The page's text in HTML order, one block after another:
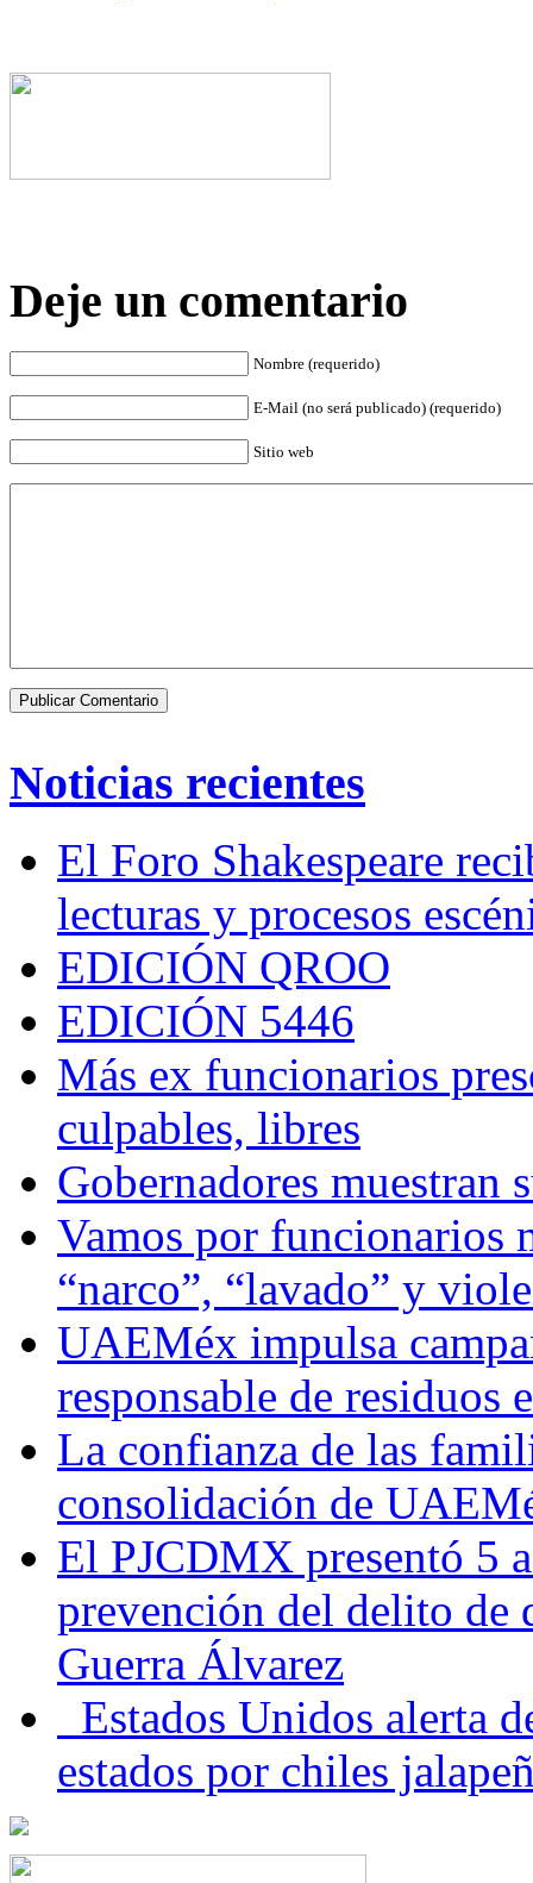
Deje un comentario
Nombre (requerido)
E-Mail (no será publicado) (requerido)
Sitio web
Noticias recientes
El Foro Shakespeare
lecturas y procesos
EDICIÓN QROO
EDICIÓN 5446
Más ex funcionarios
culpables, libres
Gobernadores muestran
Vamos por funcionarios
“narco”, “lavado” y
UAEMéx impulsa
responsable de residuos
La confianza de las
consolidación de
El PJCDMX presentó 5
prevención del delito de
Guerra Álvarez
Estados Unidos alerta
estados por chiles